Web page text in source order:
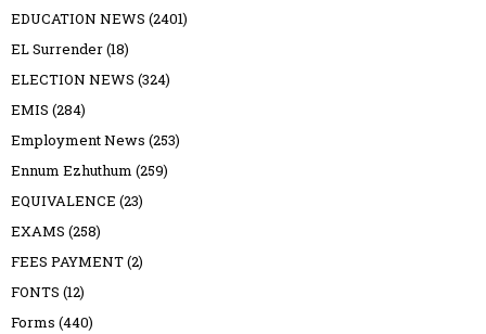
EDUCATION NEWS (2401)
EL Surrender(18)
ELECTION NEWS (324)
EMIS (284)
Employment News (253)
Ennum Ezhuthum (259)
EQUIVALENCE (23)
EXAMS (258)
FEES PAYMENT(2)
FONTS (12)
Forms (440)